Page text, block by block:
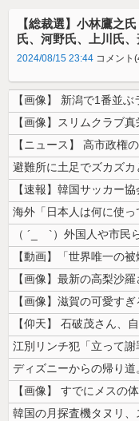
【総裁選】小林鷹之
氏、河野氏、上川氏
2024/08/15 23:44 コメント
【画像】 新潟で1番並
【画像】最新の高梨沙
【画像】滋賀の可愛す
【画像】 すでにメスの